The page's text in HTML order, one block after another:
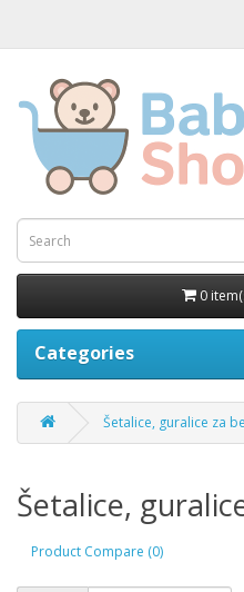
0
Categories
Šetalice, guralice za
Šetalice,
Product Compare (0)